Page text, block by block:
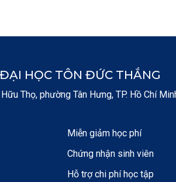
HỌC TÔN ĐỨC THẮNG
Thọ, phường Tân Hưng, TP. Hồ Chí
Miễn giảm học phí
Chứng nhận sinh viên
Hỗ trợ chi phí học tập